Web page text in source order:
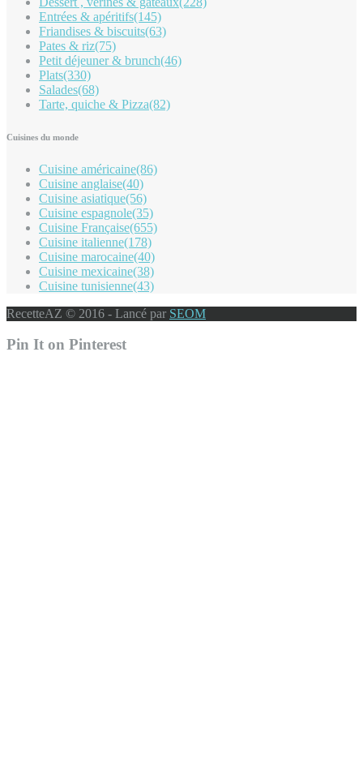
Entrées & apéritifs(145)
Friandises & biscuits(63)
Pates & riz(75)
Petit déjeuner & brunch(46)
Plats(330)
Salades(68)
Tarte, quiche & Pizza(82)
Cuisines du monde
Cuisine américaine(86)
Cuisine anglaise(40)
Cuisine asiatique(56)
Cuisine espagnole(35)
Cuisine Française(655)
Cuisine italienne(178)
Cuisine marocaine(40)
Cuisine mexicaine(38)
Cuisine tunisienne(43)
RecetteAZ © 2016 - Lancé par SEOM
Pin It on Pinterest